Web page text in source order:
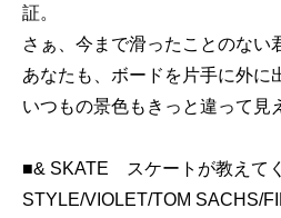
証。
さぁ、今まで滑ったことのない
あなたも、ボードを片手に外に
いつもの景色もきっと違って見
■& SKATE スケートが教えてく
STYLE/VIOLET/TOM SACHS/